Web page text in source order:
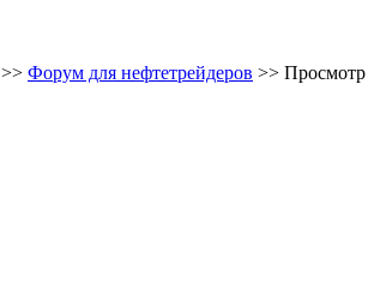
>> Форум для нефтетрейдеров >>